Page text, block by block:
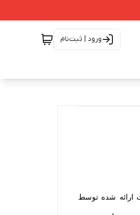
ورود | ثبت‌نام
ارائه شده توسط